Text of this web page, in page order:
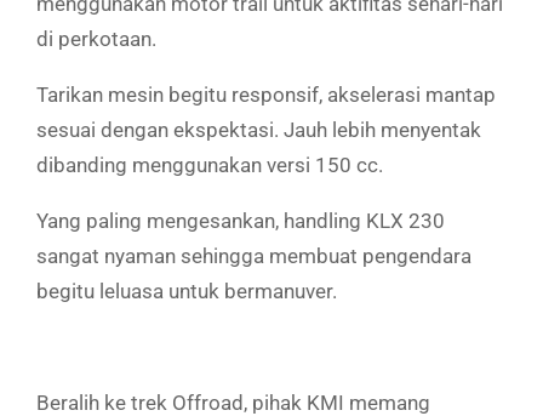
di perkotaan.
Tarikan mesin begitu responsif, akselerasi mantap
sesuai dengan ekspektasi. Jauh lebih menyentak
dibanding menggunakan versi 150 cc.
Yang paling mengesankan, handling KLX 230
sangat nyaman sehingga membuat pengendara
begitu leluasa untuk bermanuver.
Beralih ke trek Offroad, pihak KMI memang